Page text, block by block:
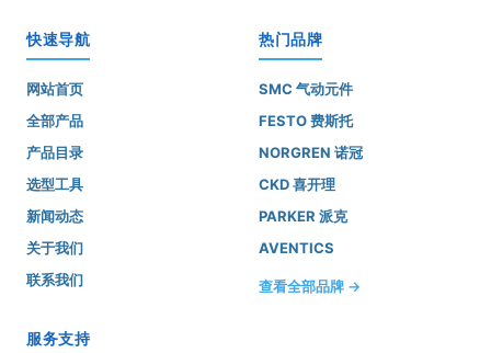
快速导航
网站首页
全部产品
产品目录
选型工具
新闻动态
关于我们
联系我们
热门品牌
SMC 气动元件
FESTO 费斯托
NORGREN 诺冠
CKD 喜开理
PARKER 派克
AVENTICS
查看全部品牌 →
服务支持